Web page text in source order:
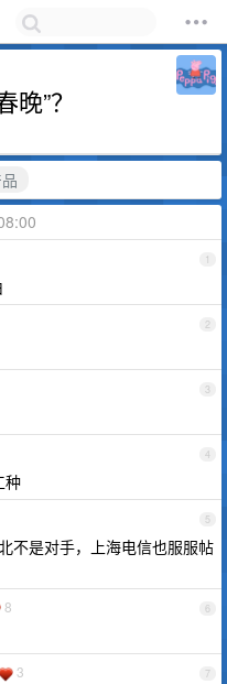
”？
1
2
3
4
种
5
不是对手，上海电信也服服帖
6
8
7
3